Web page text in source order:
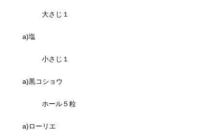
大さじ１
a)塩
小さじ１
a)黒コショウ
ホール５粒
a)ローリエ